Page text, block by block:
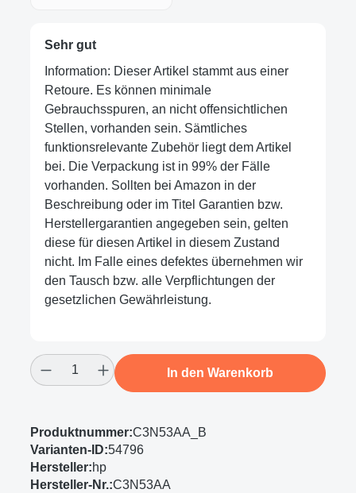
Sehr gut
Information: Dieser Artikel stammt aus einer
Retoure. Es können minimale
Gebrauchsspuren, an nicht offensichtlichen
Stellen, vorhanden sein. Sämtliches
funktionsrelevante Zubehör liegt dem Artikel
bei. Die Verpackung ist in 99% der Fälle
vorhanden. Sollten bei Amazon in der
Beschreibung oder im Titel Garantien bzw.
Herstellergarantien angegeben sein, gelten
diese für diesen Artikel in diesem Zustand
nicht. Im Falle eines defektes übernehmen wir
den Tausch bzw. alle Verpflichtungen der
gesetzlichen Gewährleistung.
Produkt Anzahl: Gib den gewünschten
In den Warenkorb
Produktnummer:C3N53AA_B
Varianten-ID:54796
Hersteller:hp
Hersteller-Nr.:C3N53AA